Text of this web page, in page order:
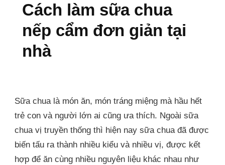
Cách làm sữa chua
nếp cẩm đơn giản tại
nhà
Sữa chua là món ăn, món tráng miệng mà hầu hết
trẻ con và người lớn ai cũng ưa thích. Ngoài sữa
chua vị truyền thống thì hiện nay sữa chua đã được
biến tấu ra thành nhiều kiểu và nhiều vị, được kết
hợp để ăn cùng nhiều nguyên liệu khác nhau như